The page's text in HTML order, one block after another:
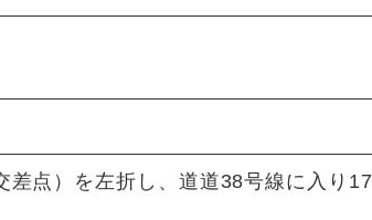
差点）を左折し、道道38号線に入り17